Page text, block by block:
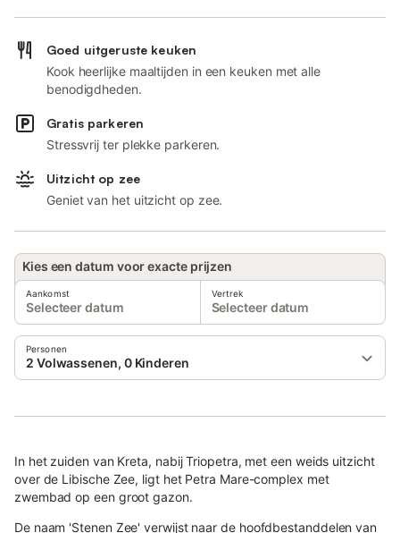
Goed uitgeruste keuken
Kook heerlijke maaltijden in een keuken met alle
benodigdheden.
Gratis parkeren
Stressvrij ter plekke parkeren.
Uitzicht op zee
Geniet van het uitzicht op zee.
Kies een datum voor exacte prijzen
Aankomst
Selecteer datum
Vertrek
Selecteer datum
Personen
2 Volwassenen, 0 Kinderen
In het zuiden van Kreta, nabij Triopetra, met een weids uitzicht
over de Libische Zee, ligt het Petra Mare-complex met
zwembad op een groot gazon.
De naam 'Stenen Zee' verwijst naar de hoofdbestanddelen van